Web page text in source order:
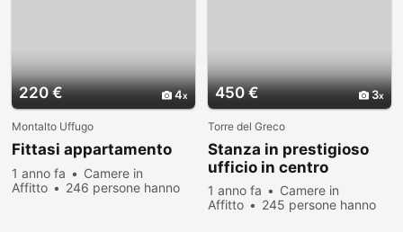
220 € 4
Montalto Uffugo
Fittasi appartamento
1 anno fa
Camere in
Affitto
246 persone hanno
450 € 3
Torre del Greco
Stanza in prestigioso
ufficio in centro
1 anno fa
Camere in
Affitto
245 persone hanno